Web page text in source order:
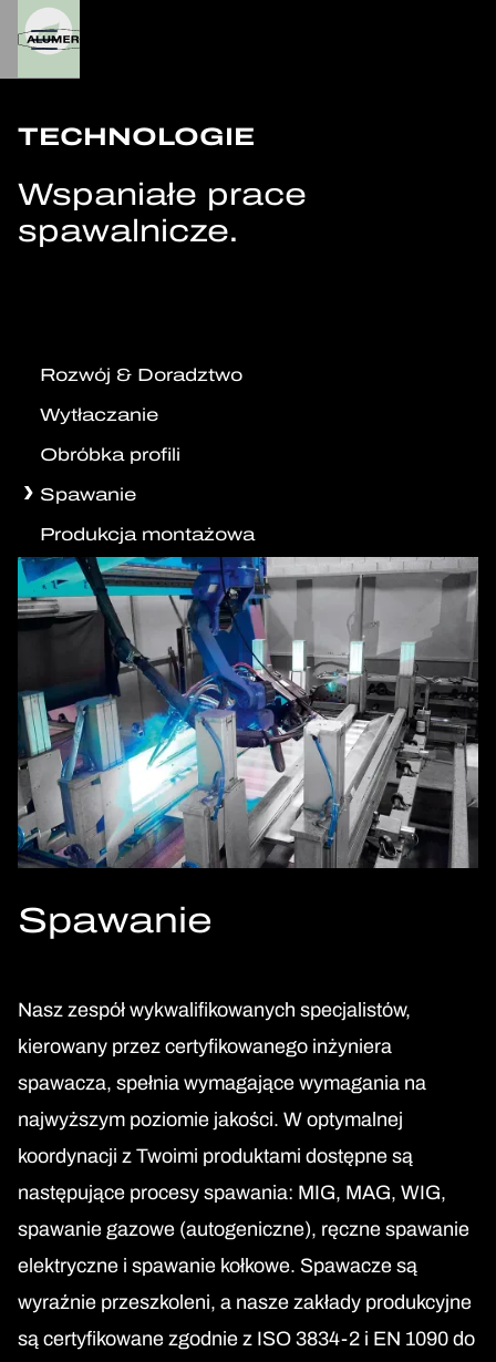
TECHNOLOGIE
Wspaniałe prace
spawalnicze.
Rozwój & Doradztwo
Wytłaczanie
Obróbka profili
Spawanie
Produkcja montażowa
Spawanie
Nasz zespół wykwalifikowanych specjalistów,
kierowany przez certyfikowanego inżyniera
spawacza, spełnia wymagające wymagania na
najwyższym poziomie jakości. W optymalnej
koordynacji z Twoimi produktami dostępne są
następujące procesy spawania: MIG, MAG, WIG,
spawanie gazowe (autogeniczne), ręczne spawanie
elektryczne i spawanie kołkowe. Spawacze są
wyraźnie przeszkoleni, a nasze zakłady produkcyjne
są certyfikowane zgodnie z ISO 3834-2 i EN 1090 do